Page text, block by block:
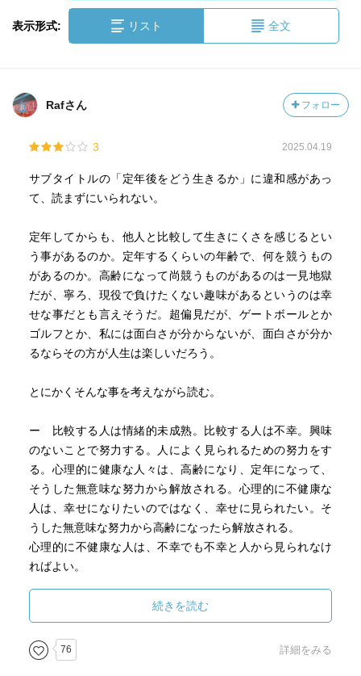
表示形式: リスト 全文
Rafさん フォロー
3 2025.04.19
サブタイトルの「定年後をどう生きるか」に違和感があっ
て、読まずにいられない。
定年してからも、他人と比較して生きにくさを感じるとい
う事があるのか。定年するくらいの年齢で、何を競うもの
があるのか。高齢になって尚競うものがあるのは一見地獄
だが、寧ろ、現役で負けたくない趣味があるというのは幸
せな事だとも言えそうだ。超偏見だが、ゲートボールとか
ゴルフとか、私には面白さが分からないが、面白さが分か
るならその方が人生は楽しいだろう。
とにかくそんな事を考えながら読む。
ー 比較する人は情緒的未成熟。比較する人は不幸。興味
のないことで努力する。人によく見られるための努力をす
る。心理的に健康な人々は、高齢になり、定年になって、
そうした無意味な努力から解放される。心理的に不健康な
人は、幸せになりたいのではなく、幸せに見られたい。そ
うした無意味な努力から高齢になったら解放される。
心理的に不健康な人は、不幸でも不幸と人から見られなけ
ればよい。
なるほど。この本が言いたいのは趣味の話ではなく、見栄
の話のようだ。見栄を張る努力は無駄で幸せにはなれない
よと。まあ、暇な老後に見栄を張ることも「張り合い」に
はなって良さそうだが、確かに疲れそうだ。
続きを読む
76 詳細をみる